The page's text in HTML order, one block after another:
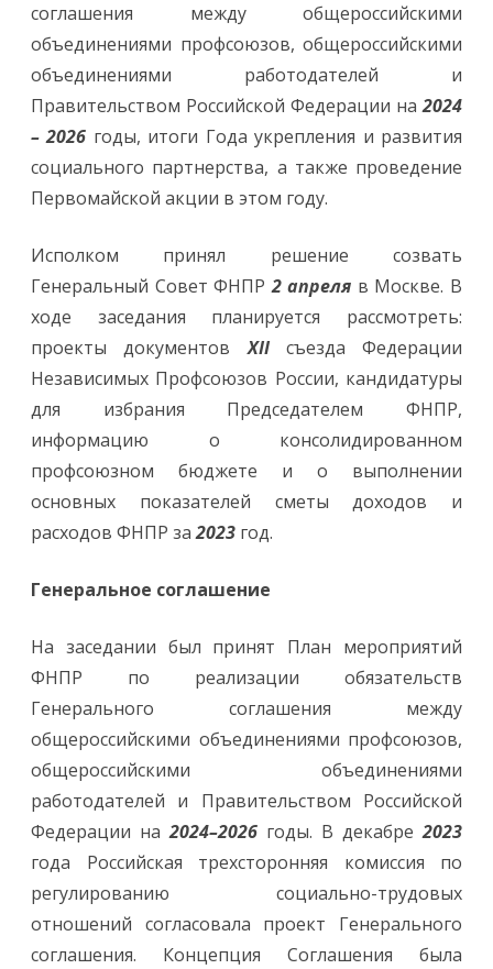
соглашения между общероссийскими
объединениями профсоюзов, общероссийскими
объединениями работодателей и
Правительством Российской Федерации на2024
– 2026 годы, итоги Года укрепления и развития
социального партнерства, а также проведение
Первомайской акции в этом году.
Исполком принял решение созвать
Генеральный Совет ФНПР2 апреля в Москве. В
ходе заседания планируется рассмотреть:
проекты документовXIIсъезда Федерации
Независимых Профсоюзов России, кандидатуры
для избрания Председателем ФНПР,
информацию о консолидированном
профсоюзном бюджете и о выполнении
основных показателей сметы доходов и
расходов ФНПР за2023 год.
Генеральное соглашение
На заседании был принят План мероприятий
ФНПР по реализации обязательств
Генерального соглашения между
общероссийскими объединениями профсоюзов,
общероссийскими объединениями
работодателей и Правительством Российской
Федерации на2024–2026 годы. В декабре2023
года Российская трехсторонняя комиссия по
регулированию социально-трудовых
отношений согласовала проект Генерального
соглашения. Концепция Соглашения была